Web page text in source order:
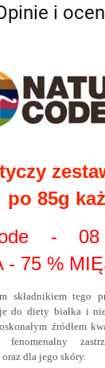
i
po 85g
-
- 75 %
składnikiem tego
do diety białka i
źródłem
dla jego skóry.